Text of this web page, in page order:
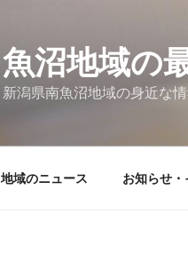
魚沼地域の
新潟県南魚沼地域の身近な
地域のニュース お知らせ